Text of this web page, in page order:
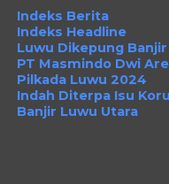
Indeks Berita
Indeks Headline
Luwu Dikepung Banjir
PT Masmindo Dwi
Pilkada Luwu 2024
Indah Diterpa Isu
Banjir Luwu Utara